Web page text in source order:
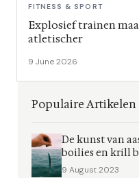
FITNESS & SPORT
Explosief trainen
atletischer
9 June 2026
Populaire Artikelen
De kunst van
boilies en krill
9 August 2023